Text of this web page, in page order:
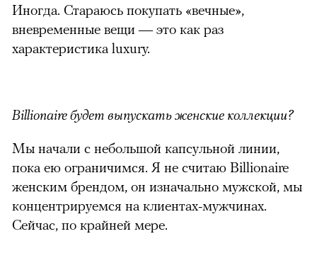
Иногда. Стараюсь покупать «вечные»,
вневременные вещи — это как раз
характеристика luxury.
Billionaire будет выпускать женские коллекции?
Мы начали с небольшой капсульной линии,
пока ею ограничимся. Я не считаю Billionaire
женским брендом, он изначально мужской, мы
концентрируемся на клиентах-мужчинах.
Сейчас, по крайней мере.